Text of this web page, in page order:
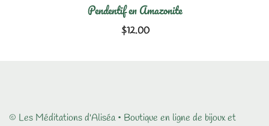
Pendentif en Amazonite
$12.00
© Les Méditations d'Aliséa • Boutique en ligne de bijoux et